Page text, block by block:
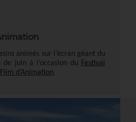
animés sur l’écran géant du
de juin à l’occasion du Festival
d’Animation.